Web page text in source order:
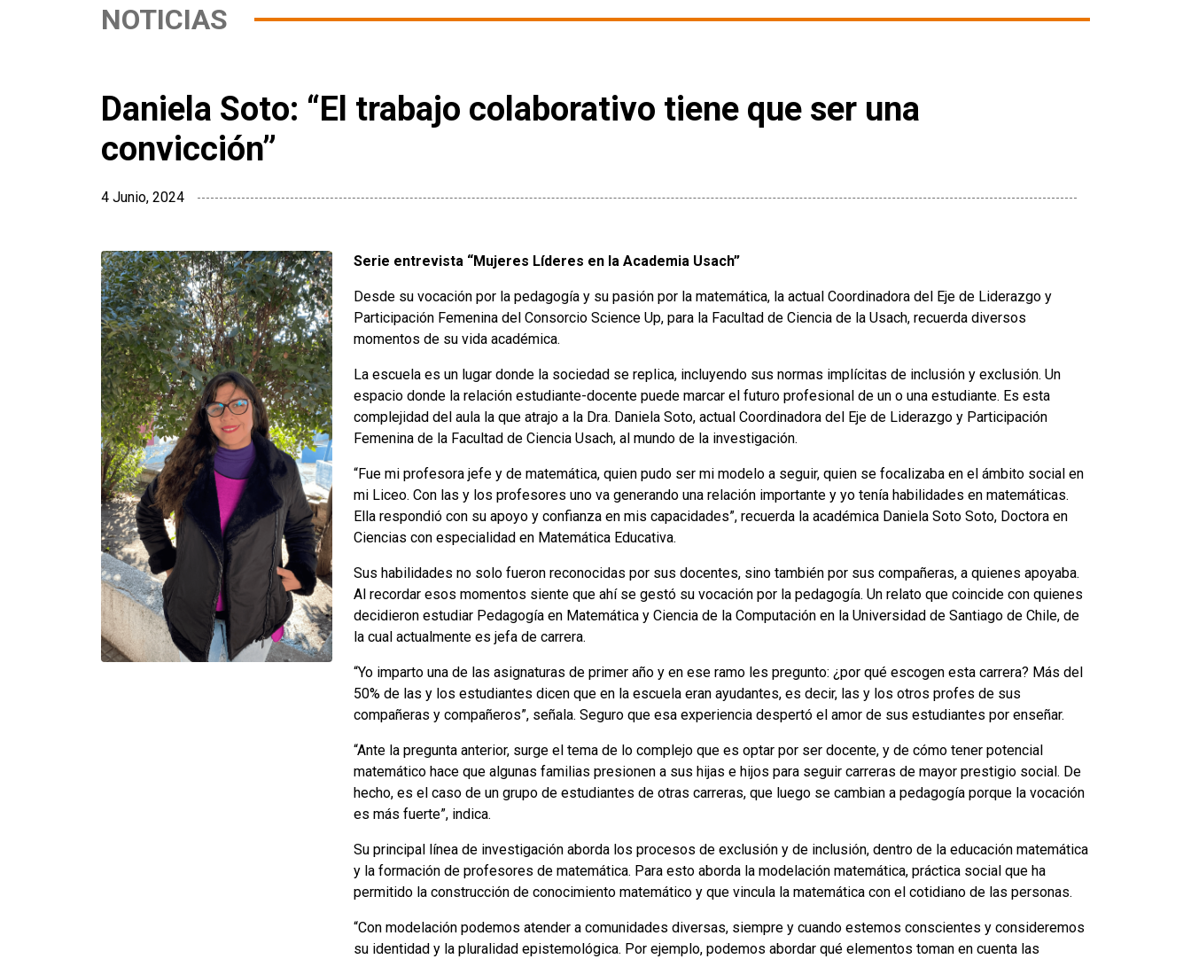
NOTICIAS
Daniela Soto: “El trabajo colaborativo tiene que ser una
convicción”
4 Junio, 2024
Serie entrevista “Mujeres Líderes en la Academia Usach”
Desde su vocación por la pedagogía y su pasión por la matemática, la actual Coordinadora del Eje de Liderazgo y
Participación Femenina del Consorcio Science Up, para la Facultad de Ciencia de la Usach, recuerda diversos
momentos de su vida académica.
La escuela es un lugar donde la sociedad se replica, incluyendo sus normas implícitas de inclusión y exclusión. Un
espacio donde la relación estudiante-docente puede marcar el futuro profesional de un o una estudiante. Es esta
complejidad del aula la que atrajo a la Dra. Daniela Soto, actual Coordinadora del Eje de Liderazgo y Participación
Femenina de la Facultad de Ciencia Usach, al mundo de la investigación.
“Fue mi profesora jefe y de matemática, quien pudo ser mi modelo a seguir, quien se focalizaba en el ámbito social en
mi Liceo. Con las y los profesores uno va generando una relación importante y yo tenía habilidades en matemáticas.
Ella respondió con su apoyo y confianza en mis capacidades”, recuerda la académica Daniela Soto Soto, Doctora en
Ciencias con especialidad en Matemática Educativa.
Sus habilidades no solo fueron reconocidas por sus docentes, sino también por sus compañeras, a quienes apoyaba.
Al recordar esos momentos siente que ahí se gestó su vocación por la pedagogía. Un relato que coincide con quienes
decidieron estudiar Pedagogía en Matemática y Ciencia de la Computación en la Universidad de Santiago de Chile, de
la cual actualmente es jefa de carrera.
“Yo imparto una de las asignaturas de primer año y en ese ramo les pregunto: ¿por qué escogen esta carrera? Más del
50% de las y los estudiantes dicen que en la escuela eran ayudantes, es decir, las y los otros profes de sus
compañeras y compañeros”, señala. Seguro que esa experiencia despertó el amor de sus estudiantes por enseñar.
“Ante la pregunta anterior, surge el tema de lo complejo que es optar por ser docente, y de cómo tener potencial
matemático hace que algunas familias presionen a sus hijas e hijos para seguir carreras de mayor prestigio social. De
hecho, es el caso de un grupo de estudiantes de otras carreras, que luego se cambian a pedagogía porque la vocación
es más fuerte”, indica.
Su principal línea de investigación aborda los procesos de exclusión y de inclusión, dentro de la educación matemática
y la formación de profesores de matemática. Para esto aborda la modelación matemática, práctica social que ha
permitido la construcción de conocimiento matemático y que vincula la matemática con el cotidiano de las personas.
“Con modelación podemos atender a comunidades diversas, siempre y cuando estemos conscientes y consideremos
su identidad y la pluralidad epistemológica. Por ejemplo, podemos abordar qué elementos toman en cuenta las